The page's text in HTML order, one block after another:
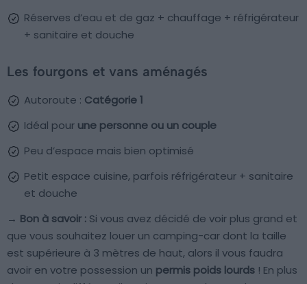
Réserves d’eau et de gaz + chauffage + réfrigérateur
+ sanitaire et douche
Les fourgons et vans aménagés
Autoroute : Catégorie 1
Idéal pour une personne ou un couple
Peu d’espace mais bien optimisé
Petit espace cuisine, parfois réfrigérateur + sanitaire
et douche
→ Bon à savoir : Si vous avez décidé de voir plus grand et
que vous souhaitez louer un camping-car dont la taille
est supérieure à 3 mètres de haut, alors il vous faudra
avoir en votre possession un permis poids lourds ! En plus